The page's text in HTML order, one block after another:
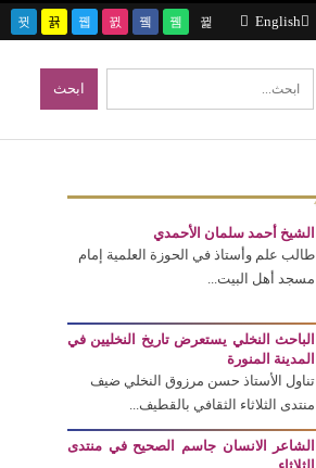
English
الشيخ أحمد سلمان الأحمدي
طالب علم وأستاذ في الحوزة العلمية إمام
مسجد أهل البيت...
الباحث النخلي يستعرض تاريخ النخليين في
المدينة المنورة
تناول الأستاذ حسن مرزوق النخلي ضيف
منتدى الثلاثاء الثقافي بالقطيف...
الشاعر الانسان جاسم الصحيح في منتدى